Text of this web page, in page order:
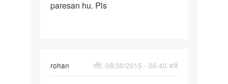
hasthmethun
paresan hu. Pls
rohan
रवि, 08/30/2015 - 06:40 बजे